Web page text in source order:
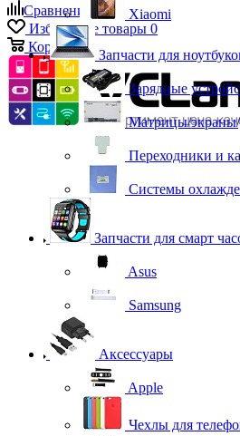
Сравнение
0
Избранные товары 0
Корзина 0
Xiaomi
Запчасти для
Зарядные
Матрицы/
Переходники и
Системы
Запчасти для смарт
Asus
Samsung
Аксессуары
Apple
Чехлы для